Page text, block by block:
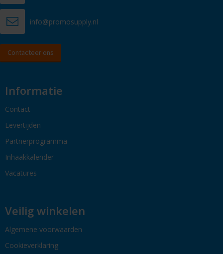
info@promosupply.nl
Contacteer ons
Informatie
Contact
Levertijden
Partnerprogramma
Inhaakkalender
Vacatures
Veilig winkelen
Algemene voorwaarden
Cookieverklaring